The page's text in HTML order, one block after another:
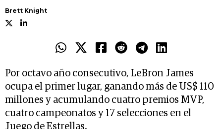
Brett Knight
Por octavo año consecutivo, LeBron James
ocupa el primer lugar, ganando más de US$ 110
millones y acumulando cuatro premios MVP,
cuatro campeonatos y 17 selecciones en el
Juego de Estrellas.